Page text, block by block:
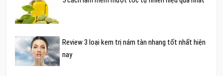
Review 3 loại kem trị nám tàn nhang tốt nhất hiện
nay